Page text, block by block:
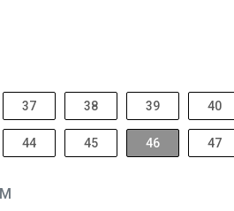
37 38 39 40
44 45 46 47